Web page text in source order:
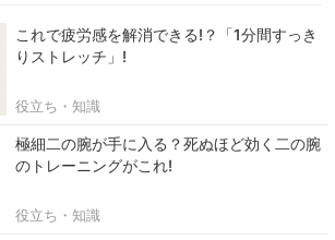
これで疲労感を解消できる!？「1分間すっき
りストレッチ」!
役立ち・知識
極細二の腕が手に入る？死ぬほど効く二の腕
のトレーニングがこれ!
役立ち・知識